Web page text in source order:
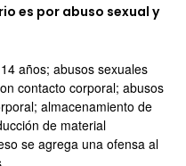
es por abuso sexual y
años; abusos sexuales
contacto corporal; abusos
almacenamiento de
de material
se agrega una ofensa al